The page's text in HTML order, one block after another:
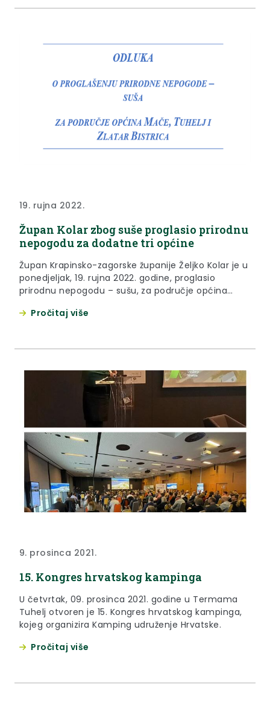
19. rujna 2022.
Župan Kolar zbog suše proglasio prirodnu
nepogodu za dodatne tri općine
Župan Krapinsko-zagorske županije Željko Kolar je u
ponedjeljak, 19. rujna 2022. godine, proglasio
prirodnu nepogodu – sušu, za područje općina
Pročitaj više
9. prosinca 2021.
15. Kongres hrvatskog kampinga
U četvrtak, 09. prosinca 2021. godine u Termama
Tuhelj otvoren je 15. Kongres hrvatskog kampinga,
kojeg organizira Kamping udruženje Hrvatske.
Pročitaj više